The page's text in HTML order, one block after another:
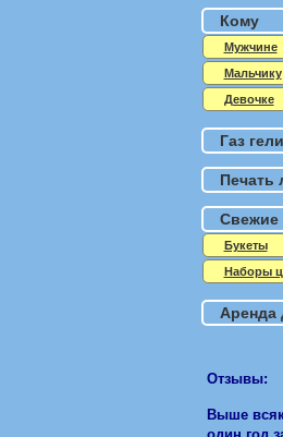
Кому
Мужчине
Мальчику
Девочке
Газ
Печать
Свежие
Букеты
Наборы
Аренда
Отзывы:
Выше